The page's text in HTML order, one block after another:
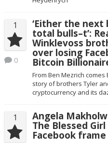
1
0
‘Either the
total bulls–t’:
Winklevoss
over losing
Bitcoin
From Ben Mezrich
story of brothers Tyler
cryptocurrency and its
1 Angela
The Blessed
Facebook frame